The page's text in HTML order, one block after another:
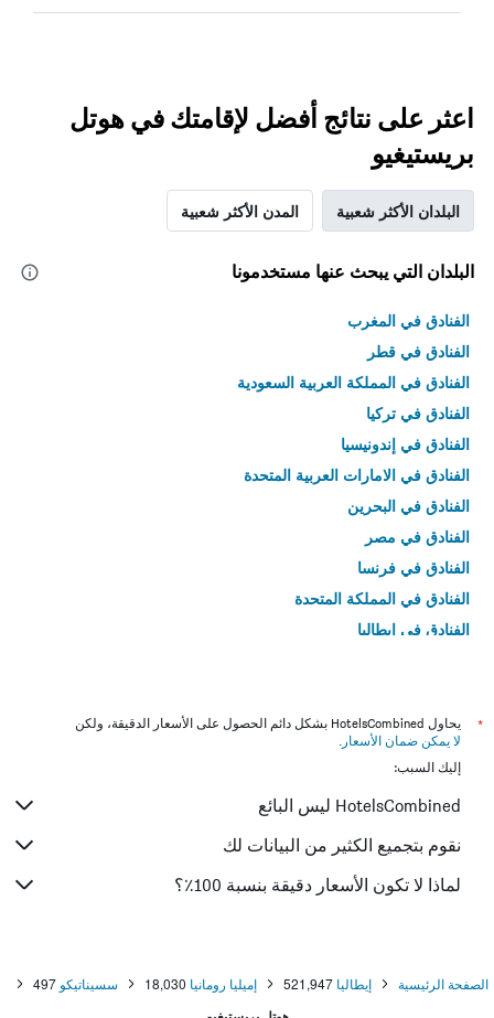
اعثر على نتائج أفضل لإقامتك في هوتل
بريستيغيو
البلدان الأكثر شعبية المدن الأكثر شعبية
البلدان التي يبحث عنها مستخدمونا
الفنادق في المغرب
الفنادق في قطر
الفنادق في المملكة العربية السعودية
الفنادق في تركيا
الفنادق في إندونيسيا
الفنادق في الامارات العربية المتحدة
الفنادق في البحرين
الفنادق في مصر
الفنادق في فرنسا
الفنادق في المملكة المتحدة
الفنادق في إيطاليا
*
يحاول HotelsCombined بشكل دائم الحصول على الأسعار الدقيقة، ولكن
لا يمكن ضمان الأسعار .
إليك السبب:
HotelsCombined ليس البائع
نقوم بتجميع الكثير من البيانات لك
لماذا لا تكون الأسعار دقيقة بنسبة 100٪؟
الصفحة الرئيسية إيطاليا 521,947 إميليا رومانيا 18,030 سسيناتيكو 497